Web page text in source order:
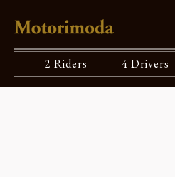
2 Riders 4 Drivers